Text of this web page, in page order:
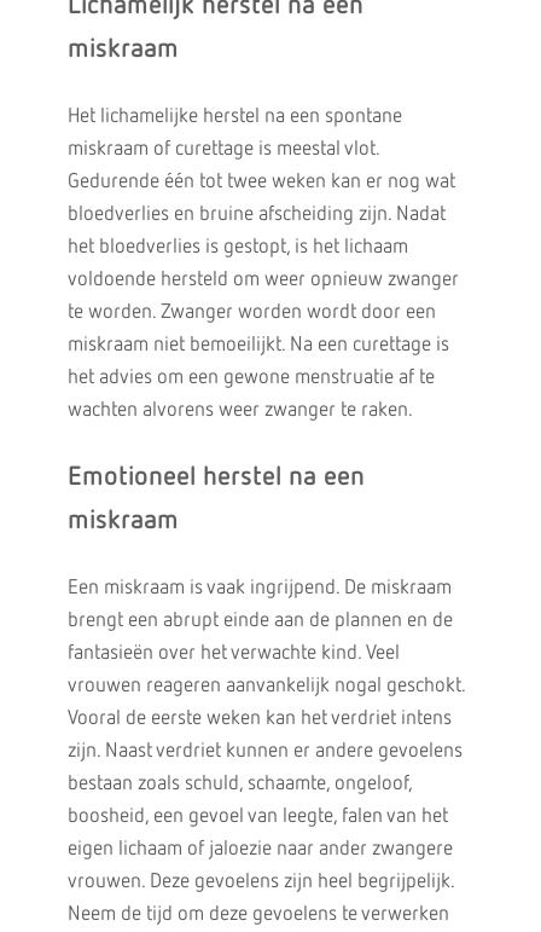
Lichamelijk herstel na een
miskraam
Het lichamelijke herstel na een spontane
miskraam of curettage is meestal vlot.
Gedurende één tot twee weken kan er nog wat
bloedverlies en bruine afscheiding zijn. Nadat
het bloedverlies is gestopt, is het lichaam
voldoende hersteld om weer opnieuw zwanger
te worden. Zwanger worden wordt door een
miskraam niet bemoeilijkt. Na een curettage is
het advies om een gewone menstruatie af te
wachten alvorens weer zwanger te raken.
Emotioneel herstel na een
miskraam
Een miskraam is vaak ingrijpend. De miskraam
brengt een abrupt einde aan de plannen en de
fantasieën over het verwachte kind. Veel
vrouwen reageren aanvankelijk nogal geschokt.
Vooral de eerste weken kan het verdriet intens
zijn. Naast verdriet kunnen er andere gevoelens
bestaan zoals schuld, schaamte, ongeloof,
boosheid, een gevoel van leegte, falen van het
eigen lichaam of jaloezie naar ander zwangere
vrouwen. Deze gevoelens zijn heel begrijpelijk.
Neem de tijd om deze gevoelens te verwerken